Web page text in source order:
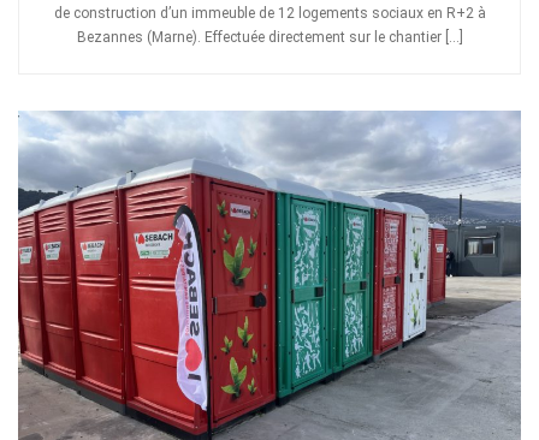
de construction d’un immeuble de 12 logements sociaux en R+2 à
Bezannes (Marne). Effectuée directement sur le chantier […]